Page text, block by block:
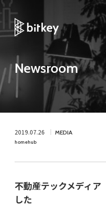
Newsroom
2019.07.26 MEDIA
homehub
不動産テックメディ
した